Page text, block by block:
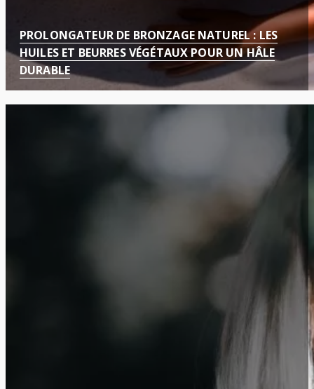
PROLONGATEUR DE BRONZAGE NATUREL : LES
HUILES ET BEURRES VÉGÉTAUX POUR UN HÂLE
DURABLE